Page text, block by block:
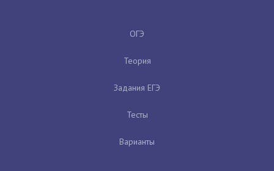
ОГЭ
Теория
Задания ЕГЭ
Тесты
Варианты